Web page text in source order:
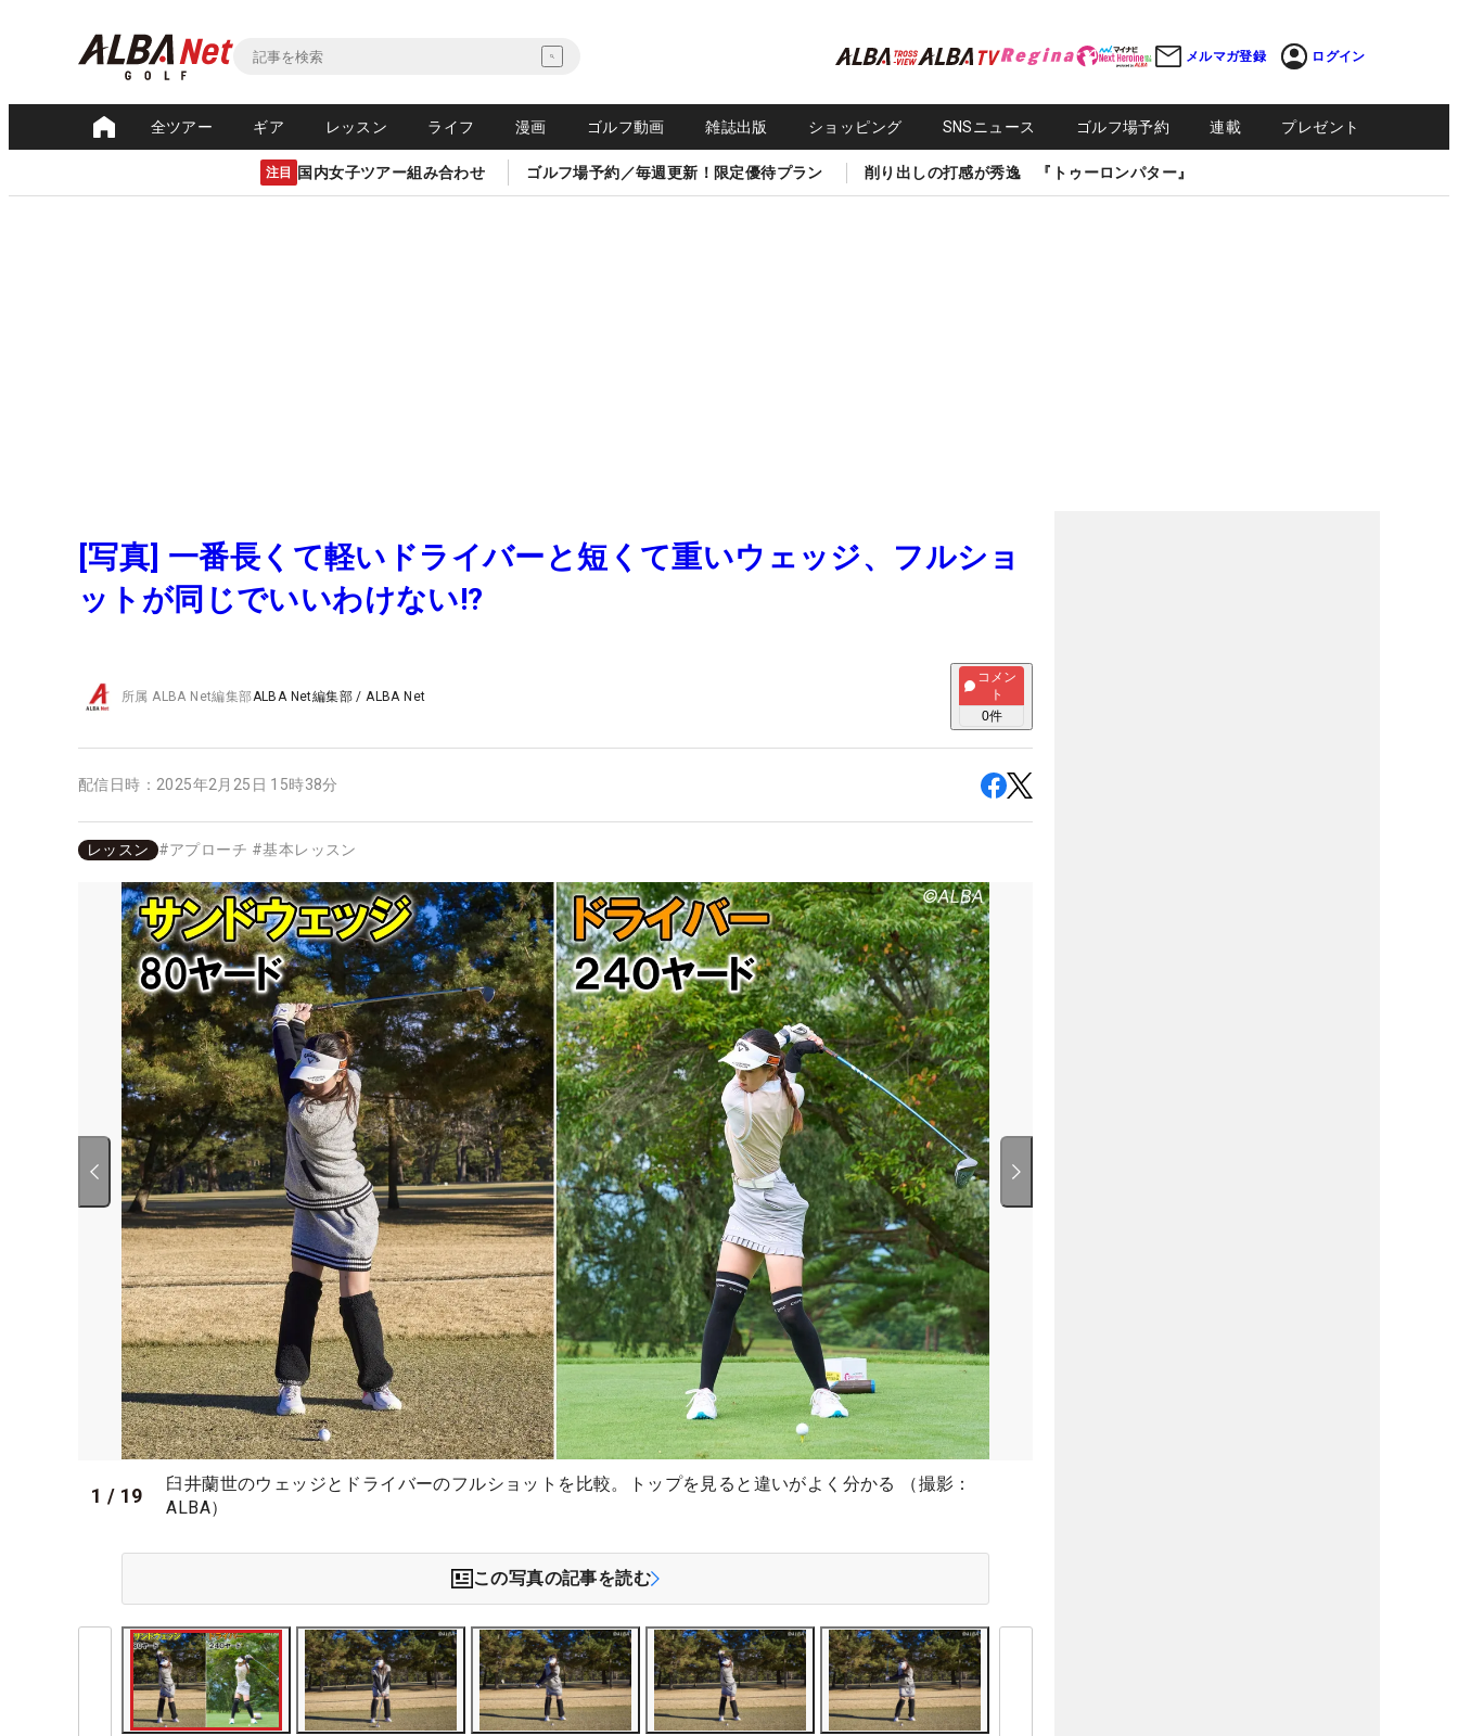
メルマガ登録 ログイン
全ツアー ギア レッスン ライフ 漫画 ゴルフ動画 雑誌出版 ショッピング SNSニュース ゴルフ場予約 連載 プレゼント
注目 国内女子ツアー組み合わせ ゴルフ場予約／毎週更新！限定優待プラン 削り出しの打感が秀逸 『トゥーロンパター』
[写真] 一番長くて軽いドライバーと短くて重いウェッジ、フルショ
ットが同じでいいわけない!?
所属ALBA Net編集部ALBA Net編集部 /ALBA Net
コメン
ト
0件
配信日時： 2025年2月25日 15時38分
レッスン #アプローチ #基本レッスン
1 / 19
臼井蘭世のウェッジとドライバーのフルショットを比較。トップを見ると違いがよく分かる （撮影：
ALBA）
この写真の記事を読む